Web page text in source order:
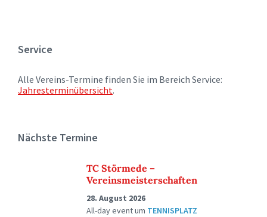
Service
Alle Vereins-Termine finden Sie im Bereich Service:
Jahresterminübersicht.
Nächste Termine
TC Störmede –
Vereinsmeisterschaften
28. August 2026
All-day eventum TENNISPLATZ